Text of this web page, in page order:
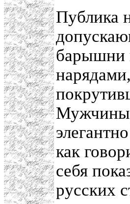
Публика
барышни
Мужчины,
как
себя
русских